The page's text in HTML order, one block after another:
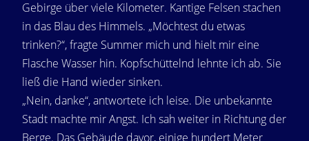
Gebirge über viele Kilometer. Kantige Felsen stachen
in das Blau des Himmels. „Möchtest du etwas
trinken?“, fragte Summer mich und hielt mir eine
Flasche Wasser hin. Kopfschüttelnd lehnte ich ab. Sie
ließ die Hand wieder sinken.
„Nein, danke“, antwortete ich leise. Die unbekannte
Stadt machte mir Angst. Ich sah weiter in Richtung der
Berge. Das Gebäude davor, einige hundert Meter